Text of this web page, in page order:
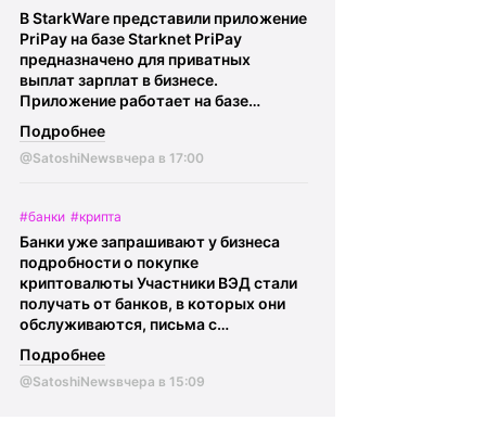
от общего предложения. Optimism
Foundation подчеркнул, что эти
токены уже предусмотрены
первоначальной моделью
распределения.@SatoshiNews -
главное о крипте Криптокарта | eSIM
|
BingX
В StarkWare представили приложение
PriPay на базе Starknet PriPay
предназначено для приватных
выплат зарплат в бизнесе.
Приложение работает на базе
STRK20.
крипте Криптокарта | eSIM |
Подробнее
@SatoshiNewsвчера в 17:00
#банки #крипта
Банки уже запрашивают у бизнеса
подробности о покупке
криптовалюты Участники ВЭД стали
получать от банков, в которых они
обслуживаются, письма с
требованием предоставить
информацию касаемо: • Бизнеса и
своих контрагентов • Экономической
Подробнее
@SatoshiNewsвчера в 15:09